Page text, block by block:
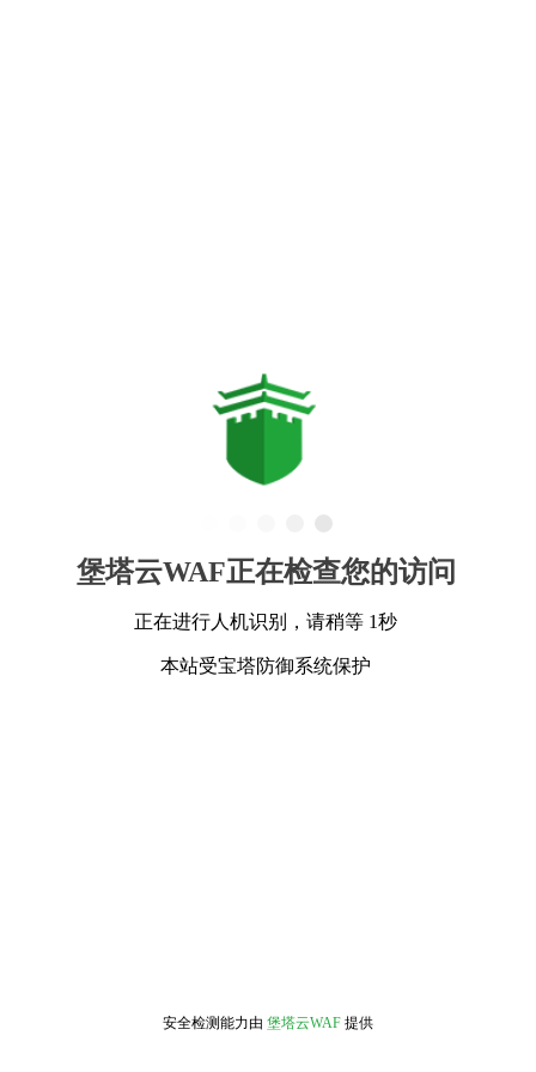
堡塔云WAF正在检查您的访问
正在进行人机识别，请稍等 1秒
本站受宝塔防御系统保护
安全检测能力由 堡塔云WAF 提供